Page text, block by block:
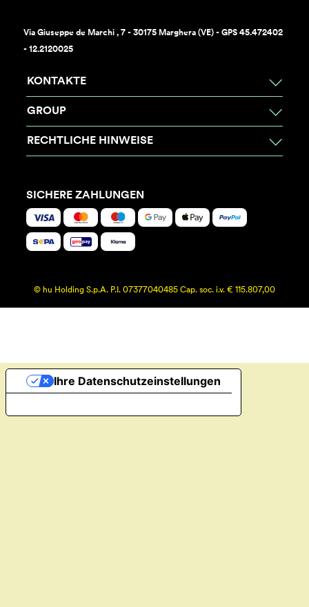
Via Giuseppe de Marchi , 7 - 30175 Marghera (VE) - GPS 45.472402
- 12.2120025
KONTAKTE
GROUP
RECHTLICHE HINWEISE
SICHERE ZAHLUNGEN
© hu Holding S.p.A. P.I. 07377040485 Cap. soc. i.v. € 115.807,00
Ihre Datenschutzeinstellungen